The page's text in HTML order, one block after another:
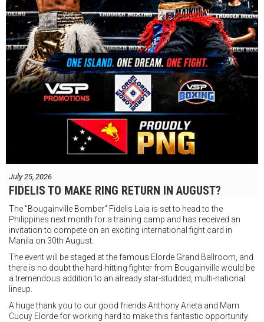
July 25, 2026
FIDELIS TO MAKE RING RETURN IN AUGUST?
The "Bougainville Bomber" Fidelis Laia is set to head to the
Philippines next month for a training camp and has received an
invitation to compete on an exciting international fight card in
Manila on 30th August.
The event will be staged at the famous Elorde Grand Ballroom, and
there is no doubt the hard-hitting fighter from Bougainville would be
a tremendous addition to an already star-studded, multi-national
lineup.
A huge thank you to our good friends Anthony Arieta and Mam
Cucuy Elorde for working hard to make this fantastic opportunity